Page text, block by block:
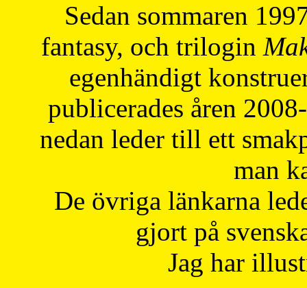
Sedan sommaren
fantasy, och trilogin
egenhändigt
publicerades åren
nedan leder till ett
man
De övriga länkarna
gjort på
Jag har